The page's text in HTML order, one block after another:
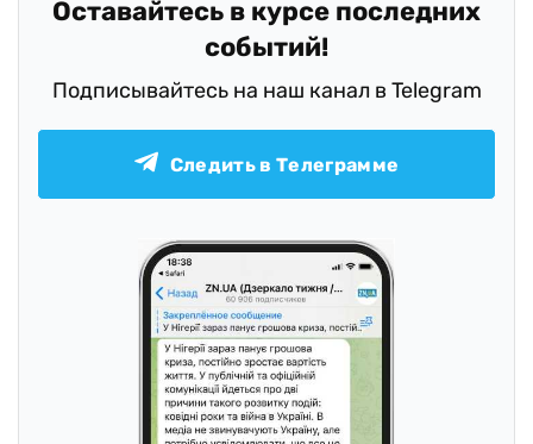
Оставайтесь в курсе последних
событий!
Подписывайтесь на наш канал в Telegram
Следить в Телеграмме